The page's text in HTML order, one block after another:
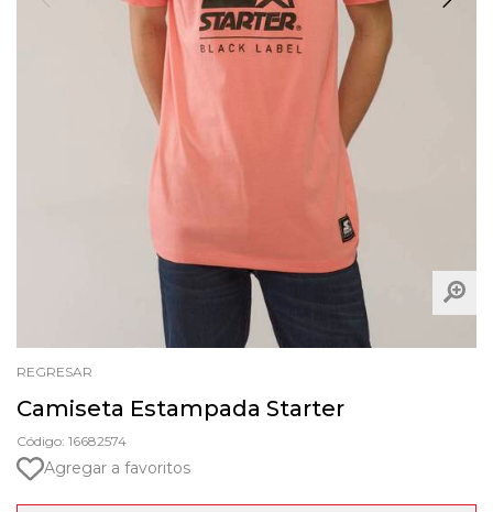
REGRESAR
Camiseta Estampada Starter
Código: 16682574
Agregar a favoritos